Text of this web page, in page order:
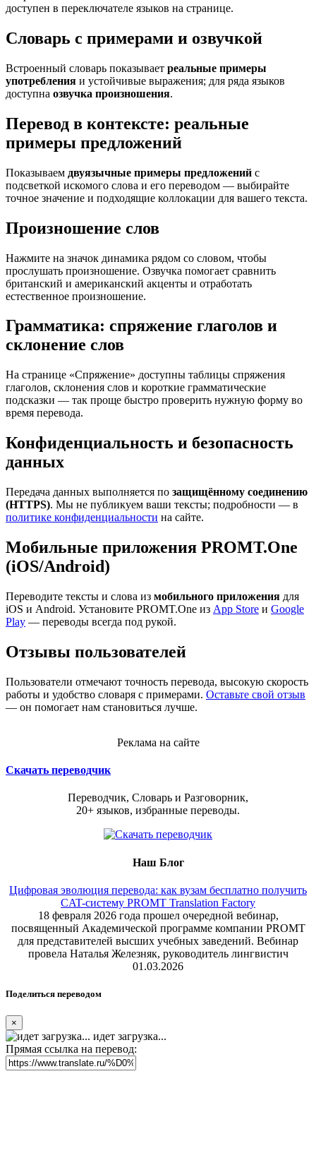
доступен в переключателе языков на странице.
Словарь с примерами и озвучкой
Встроенный словарь показывает реальные примеры
употребления и устойчивые выражения; для ряда языков
доступна озвучка произношения.
Перевод в контексте: реальные
примеры предложений
Показываем двуязычные примеры предложений с
подсветкой искомого слова и его переводом — выбирайте
точное значение и подходящие коллокации для вашего текста.
Произношение слов
Нажмите на значок динамика рядом со словом, чтобы
прослушать произношение. Озвучка помогает сравнить
британский и американский акценты и отработать
естественное произношение.
Грамматика: спряжение глаголов и
склонение слов
На странице «Спряжение» доступны таблицы спряжения
глаголов, склонения слов и короткие грамматические
подсказки — так проще быстро проверить нужную форму во
время перевода.
Конфиденциальность и безопасность
данных
Передача данных выполняется по защищённому соединению
(HTTPS). Мы не публикуем ваши тексты; подробности — в
политике конфиденциальности на сайте.
Мобильные приложения PROMT.One
(iOS/Android)
Переводите тексты и слова из мобильного приложения для
iOS и Android. Установите PROMT.One из App Store и Google
Play — переводы всегда под рукой.
Отзывы пользователей
Пользователи отмечают точность перевода, высокую скорость
работы и удобство словаря с примерами. Оставьте свой отзыв
— он помогает нам становиться лучше.
Реклама на сайте
Скачать переводчик
Переводчик, Словарь и Разговорник,
20+ языков, избранные переводы.
Наш Блог
Цифровая эволюция перевода: как вузам бесплатно получить
CAT-систему PROMT Translation Factory
18 февраля 2026 года прошел очередной вебинар,
посвященный Академической программе компании PROMT
для представителей высших учебных заведений. Вебинар
провела Наталья Железняк, руководитель лингвистич
01.03.2026
Поделиться переводом
×
идет загрузка...
Прямая ссылка на перевод: